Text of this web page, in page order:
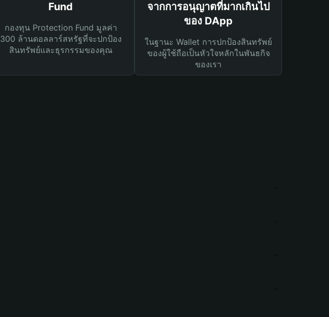
Fund
กองทุน Protection Fund มูลค่า
300 ล้านดอลลาร์สหรัฐที่จะปกป้อง
สินทรัพย์และธุรกรรมของคุณ
จากการอนุญาตที่มากเกินไป
ของ DApp
ในฐานะ Wallet การปกป้องสินทรัพย์
ของผู้ใช้ถือเป็นหัวใจหลักในพันธกิจ
ของเรา